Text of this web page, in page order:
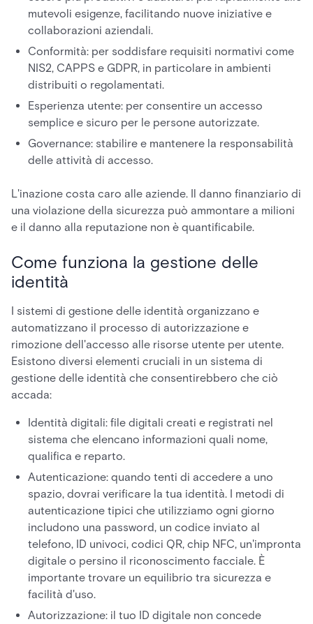
mutevoli esigenze, facilitando nuove iniziative e
collaborazioni aziendali.
Conformità: per soddisfare requisiti normativi come
NIS2, CAPPS e GDPR, in particolare in ambienti
distribuiti o regolamentati.
Esperienza utente: per consentire un accesso
semplice e sicuro per le persone autorizzate.
Governance: stabilire e mantenere la responsabilità
delle attività di accesso.
L'inazione costa caro alle aziende. Il danno finanziario di
una violazione della sicurezza può ammontare a milioni
e il danno alla reputazione non è quantificabile.
Come funziona la gestione delle
identità
I sistemi di gestione delle identità organizzano e
automatizzano il processo di autorizzazione e
rimozione dell'accesso alle risorse utente per utente.
Esistono diversi elementi cruciali in un sistema di
gestione delle identità che consentirebbero che ciò
accada:
Identità digitali: file digitali creati e registrati nel
sistema che elencano informazioni quali nome,
qualifica e reparto.
Autenticazione: quando tenti di accedere a uno
spazio, dovrai verificare la tua identità. I metodi di
autenticazione tipici che utilizziamo ogni giorno
includono una password, un codice inviato al
telefono, ID univoci, codici QR, chip NFC, un'impronta
digitale o persino il riconoscimento facciale. È
importante trovare un equilibrio tra sicurezza e
facilità d'uso.
Autorizzazione: il tuo ID digitale non concede